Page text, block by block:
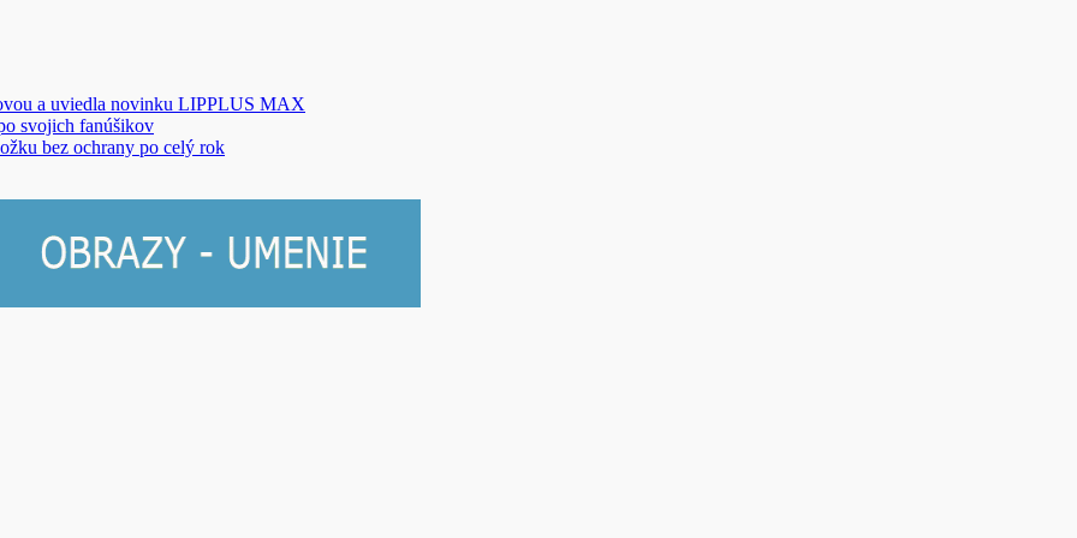
a uviedla novinku LIPPLUS MAX
svojich fanúšikov
bez ochrany po celý rok